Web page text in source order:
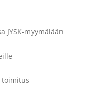
JYSK-myymälään
toimitus